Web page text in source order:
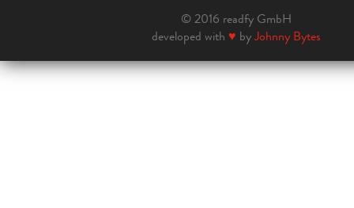
© 2016 readfy GmbH
developed with ♥ byJohnny Bytes